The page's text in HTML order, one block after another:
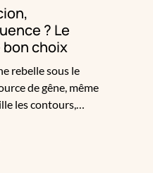
? Le
choix
rebelle sous le
de gêne, même
les contours,
esthétique propose